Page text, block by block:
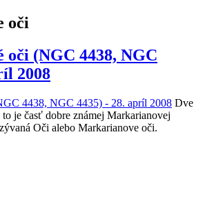
oči
(NGC 4438, NGC
2008
Dve
to je časť dobre známej Markarianovej
Oči alebo Markarianove oči.